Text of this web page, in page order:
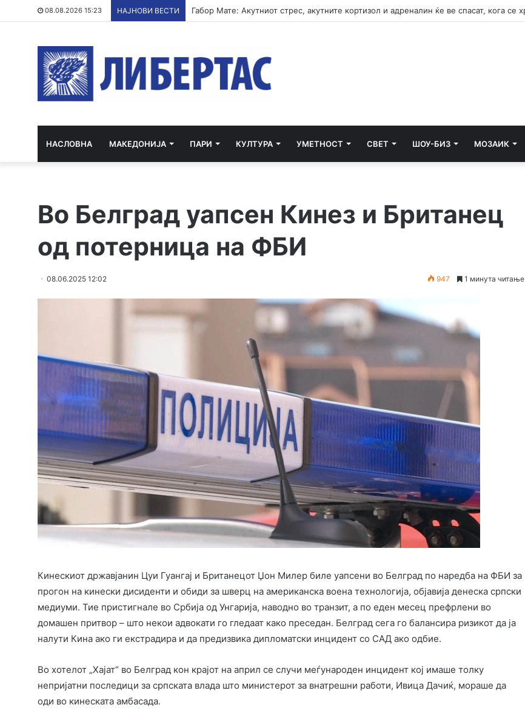
08.08.2026 15:23 НАЈНОВИ ВЕСТИ
НАСЛОВНА МАКЕДОНИЈА ПАРИ КУЛТУРА УМЕТНОСТ СВЕТ ШОУ-БИЗ МОЗАИК
Во Белград уапсен Кинез и Британец
од потерница на ФБИ
08.06.2025 12:02 947 1 минута читање
Кинескиот државјанин Цуи Гуангај и Британецот Џон Милер биле уапсени во Белград по наредба на ФБИ за
прогон на кинески дисиденти и обиди за шверц на американска воена технологија, објавија денеска српски
медиуми. Тие пристигнале во Србија од Унгарија, наводно во транзит, а по еден месец префрлени во
домашен притвор – што некои адвокати го гледаат како преседан. Белград сега го балансира ризикот да ја
налути Кина ако ги екстрадира и да предизвика дипломатски инцидент со САД ако одбие.
Во хотелот „Хајат“ во Белград кон крајот на април се случи меѓународен инцидент кој имаше толку
непријатни последици за српската влада што министерот за внатрешни работи, Ивица Дачиќ, мораше да
оди во кинеската амбасада.